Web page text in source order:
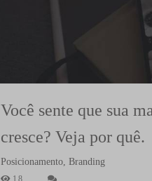
Você sente que sua
cresce? Veja por quê.
Posicionamento, Branding